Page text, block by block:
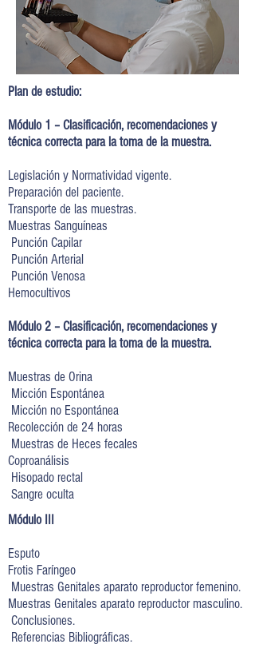
Plan de estudio:
Módulo 1 – Clasificación, recomendaciones y
técnica correcta para la toma de la muestra.
Legislación y Normatividad vigente.
Preparación del paciente.
Transporte de las muestras.
Muestras Sanguíneas
Punción Capilar
Punción Arterial
Punción Venosa
Hemocultivos
Módulo 2 – Clasificación, recomendaciones y
técnica correcta para la toma de la muestra.
Muestras de Orina
Micción Espontánea
Micción no Espontánea
Recolección de 24 horas
Muestras de Heces fecales
Coproanálisis
Hisopado rectal
Sangre oculta
Módulo III
Esputo
Frotis Faríngeo
Muestras Genitales aparato reproductor femenino.
Muestras Genitales aparato reproductor masculino.
Conclusiones.
Referencias Bibliográficas.